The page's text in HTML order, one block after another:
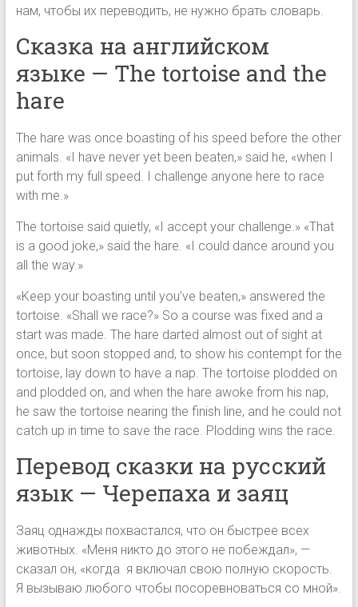
нам, чтобы их переводить, не нужно брать словарь.
Сказка на английском
языке — The tortoise and the
hare
The hare was once boasting of his speed before the other
animals. «I have never yet been beaten,» said he, «when I
put forth my full speed. I challenge anyone here to race
with me.»
The tortoise said quietly, «I accept your challenge.» «That
is a good joke,» said the hare. «I could dance around you
all the way.»
«Keep your boasting until you’ve beaten,» answered the
tortoise. «Shall we race?» So a course was fixed and a
start was made. The hare darted almost out of sight at
once, but soon stopped and, to show his contempt for the
tortoise, lay down to have a nap. The tortoise plodded on
and plodded on, and when the hare awoke from his nap,
he saw the tortoise nearing the finish line, and he could not
catch up in time to save the race. Plodding wins the race.
Перевод сказки на русский
язык — Черепаха и заяц
Заяц однажды похвастался, что он быстрее всех
животных. «Меня никто до этого не побеждал», —
сказал он, «когда я включал свою полную скорость.
Я вызываю любого чтобы посоревноваться со мной».